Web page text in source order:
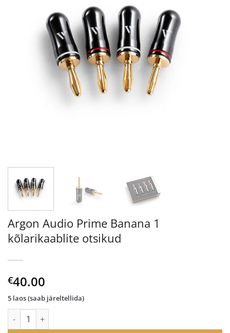
Argon Audio Prime Banana 1
kõlarikaablite otsikud
€40.00
5 laos (saab järeltellida)
Argon Audio Prime Banana 1 kõlarikaablite otsikud kogus